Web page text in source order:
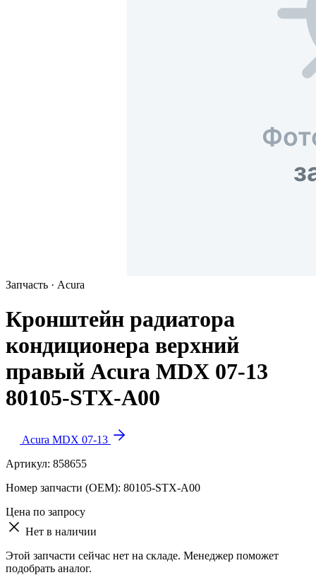
Запчасть · Acura
Кронштейн радиатора
кондиционера верхний
правый Acura MDX 07-13
80105-STX-A00
Acura MDX 07-13
Артикул: 858655
Номер запчасти (OEM): 80105-STX-A00
Цена по запросу
Нет в наличии
Этой запчасти сейчас нет на складе. Менеджер поможет
подобрать аналог.